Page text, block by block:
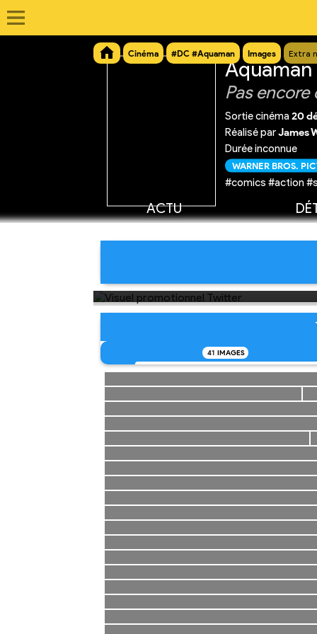
Cinéma #DC #Aquaman Images Extra
Aquaman
Pas encore
Sortie cinéma 20
Réalisé parJames
Durée inconnue
WARNER BROS.
#comics #action
ACTU
41 IMAGES